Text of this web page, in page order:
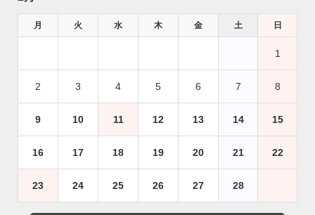
月 火 水 木 金 土 日
1
2 3 4 5 6 7 8
9 10 11 12 13 14 15
16 17 18 19 20 21 22
23 24 25 26 27 28